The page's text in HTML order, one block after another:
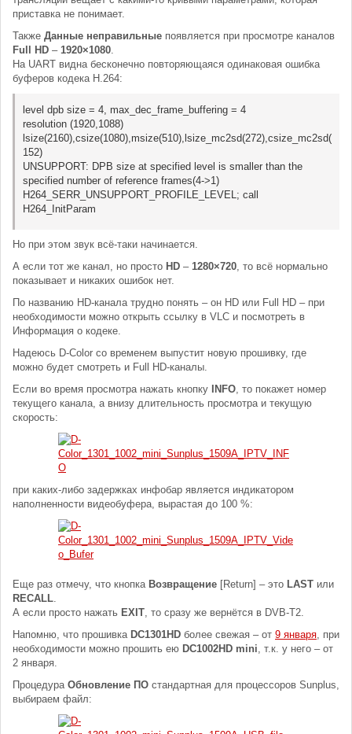
приставка не понимает.
Также Данные неправильные появляется при просмотре каналов
Full HD – 1920×1080
На UART видна бесконечно повторяющаяся одинаковая ошибка
буферов кодека H.264:
level dpb size = 4, max_dec_frame_buffering = 4
resolution (1920,1088)
lsize(2160),csize(1080),msize(510),lsize_mc2sd(272),csize_mc2sd(
152)
UNSUPPORT: DPB size at specified level is smaller than the
specified number of reference frames(4->1)
H264_SERR_UNSUPPORT_PROFILE_LEVEL; call
H264_InitParam
Но при этом звук всё-таки начинается.
А если тот же канал, но просто HD – 1280×720 , то всё нормально
показывает и никаких ошибок нет.
По названию HD-канала трудно понять – он HD или Full HD – при
необходимости можно открыть ссылку в VLC и посмотреть в
Информация о кодеке.
Надеюсь D-Color со временем выпустит новую прошивку, где
можно будет смотреть и Full HD-каналы.
Если во время просмотра нажать кнопку INFO , то покажет номер
текущего канала, а внизу длительность просмотра и текущую
скорость:
при каких-либо задержках инфобар является индикатором
наполненности видеобуфера, вырастая до 100 %:
Еще раз отмечу, что кнопка Возвращение [Return] – это LAST или
RECALL
А если просто нажать EXIT , то сразу же вернётся в DVB-T2.
Напомню, что прошивка DC1301HD более свежая – от 9 января , при
необходимости можно прошить ею DC1002HD mini , т.к. у него – от
2 января.
Процедура Обновление ПО стандартная для процессоров Sunplus,
выбираем файл: